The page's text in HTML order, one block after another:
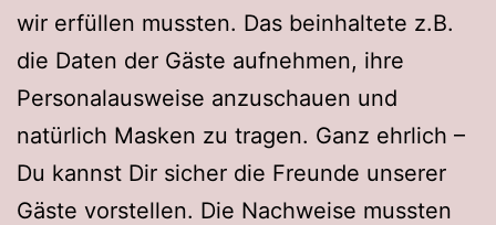
wir erfüllen mussten. Das beinhaltete z.B.
die Daten der Gäste aufnehmen, ihre
Personalausweise anzuschauen und
natürlich Masken zu tragen. Ganz ehrlich –
Du kannst Dir sicher die Freunde unserer
Gäste vorstellen. Die Nachweise mussten